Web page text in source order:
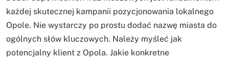
każdej skutecznej kampanii pozycjonowania lokalnego
Opole. Nie wystarczy po prostu dodać nazwę miasta do
ogólnych słów kluczowych. Należy myśleć jak
potencjalny klient z Opola. Jakie konkretne